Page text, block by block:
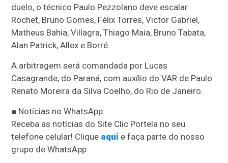
duelo, o técnico Paulo Pezzolano deve escalar
Rochet, Bruno Gomes, Félix Torres, Victor Gabriel,
Matheus Bahia, Villagra, Thiago Maia, Bruno Tabata,
Alan Patrick, Allex e Borré.
A arbitragem será comandada por Lucas
Casagrande, do Paraná, com auxílio do VAR de Paulo
Renato Moreira da Silva Coelho, do Rio de Janeiro.
■ Notícias no WhatsApp:
Receba as notícias do Site Clic Portela no seu
telefone celular! Clique aqui e faça parte do nosso
grupo de WhatsApp